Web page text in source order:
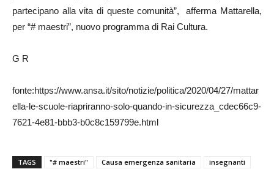
partecipano alla vita di queste comunità”, afferma Mattarella,
per “# maestri”, nuovo programma di Rai Cultura.
G R
fonte:https://www.ansa.it/sito/notizie/politica/2020/04/27/mattar
ella-le-scuole-riapriranno-solo-quando-in-sicurezza_cdec66c9-
7621-4e81-bbb3-b0c8c159799e.html
TAGS "# maestri" Causa emergenza sanitaria
insegnanti